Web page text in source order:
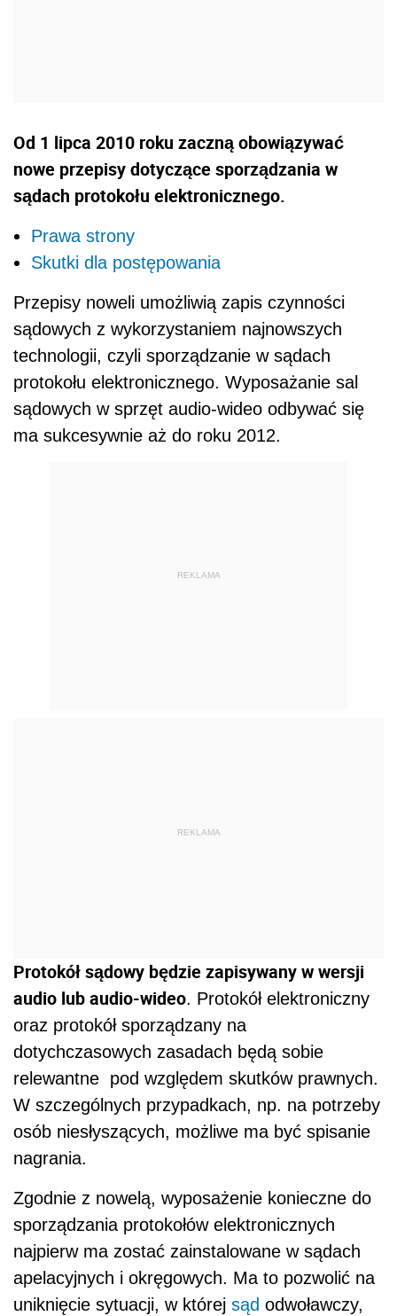
Od 1 lipca 2010 roku zaczną obowiązywać
nowe przepisy dotyczące sporządzania w
sądach protokołu elektronicznego.
Prawa strony
Skutki dla postępowania
Przepisy noweli umożliwią zapis czynności
sądowych z wykorzystaniem najnowszych
technologii, czyli sporządzanie w sądach
protokołu elektronicznego. Wyposażanie sal
sądowych w sprzęt audio-wideo odbywać się
ma sukcesywnie aż do roku 2012.
REKLAMA
REKLAMA
Protokół sądowy będzie zapisywany w wersji
audio lub audio-wideo. Protokół elektroniczny
oraz protokół sporządzany na
dotychczasowych zasadach będą sobie
relewantne pod względem skutków prawnych.
W szczególnych przypadkach, np. na potrzeby
osób niesłyszących, możliwe ma być spisanie
nagrania.
Zgodnie z nowelą, wyposażenie konieczne do
sporządzania protokołów elektronicznych
najpierw ma zostać zainstalowane w sądach
apelacyjnych i okręgowych. Ma to pozwolić na
uniknięcie sytuacji, w której sąd odwoławczy,